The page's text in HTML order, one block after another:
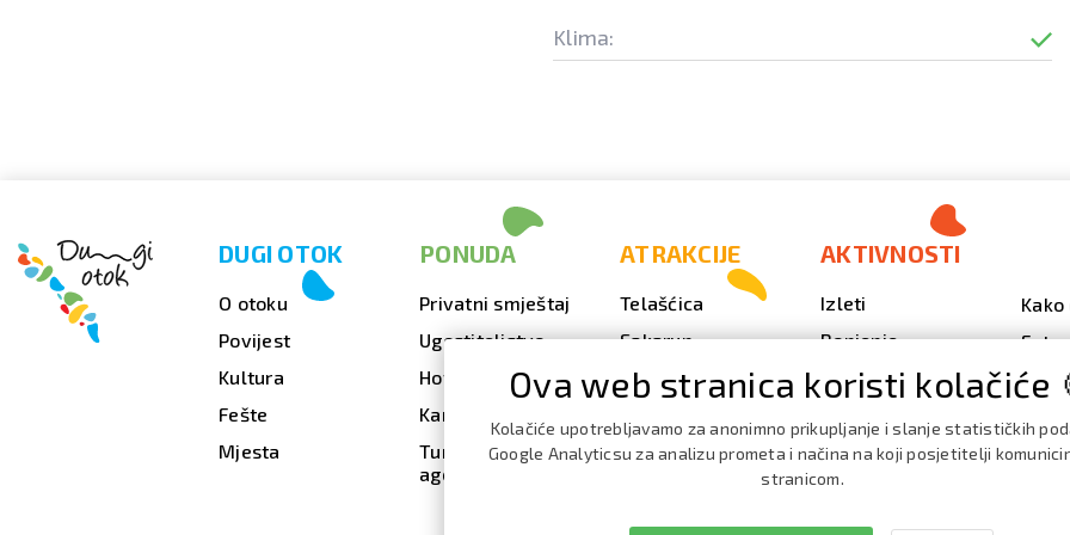
Klima:
DUGI OTOK
O otoku
Povijest
Kultura
Fešte
Mjesta
PONUDA
Privatni smještaj
Ugostiteljstvo
Hoteli
Kampovi
Turističke
agencije
ATRAKCIJE
Telašćica
Sakarun
Svjetionik Veli Rat
Strašna peć
AKTIVNOSTI
Izleti
Ronjenje
Outdoor
Nautika
Kako
Ova web stranica koristi kolačiće
Kolačiće upotrebljavamo za anonimno prikupljanje i slanje statističkih
Google Analyticsu za analizu prometa i načina na koji posjetitelji
stranicom.